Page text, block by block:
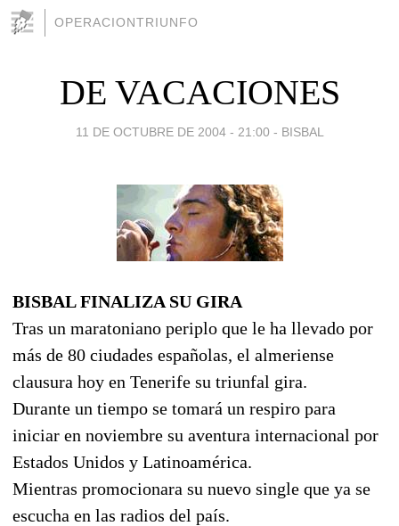
OPERACIONTRIUNFO
DE VACACIONES
11 DE OCTUBRE DE 2004 - 21:00 - BISBAL
BISBAL FINALIZA SU GIRA
Tras un maratoniano periplo que le ha llevado por
más de 80 ciudades españolas, el almeriense
clausura hoy en Tenerife su triunfal gira.
Durante un tiempo se tomará un respiro para
iniciar en noviembre su aventura internacional por
Estados Unidos y Latinoamérica.
Mientras promocionara su nuevo single que ya se
escucha en las radios del país.